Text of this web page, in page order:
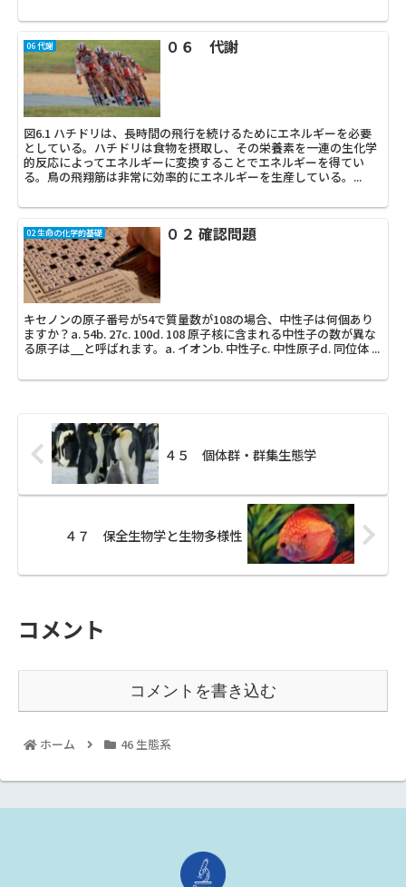
06 代謝 ０６ 代謝
図6.1 ハチドリは、長時間の飛行を続けるためにエネルギーを必要
としている。ハチドリは食物を摂取し、その栄養素を一連の生化学
的反応によってエネルギーに変換することでエネルギーを得てい
る。鳥の飛翔筋は非常に効率的にエネルギーを生産している。...
02 生命の化学的基礎 ０２ 確認問題
キセノンの原子番号が54で質量数が108の場合、中性子は何個あり
ますか？a. 54b. 27c. 100d. 108 原子核に含まれる中性子の数が異な
る原子は__と呼ばれます。a. イオンb. 中性子c. 中性原子d. 同位体 ...
４５ 個体群・群集生態学
４７ 保全生物学と生物多様性
コメント
コメントを書き込む
ホーム 46 生態系